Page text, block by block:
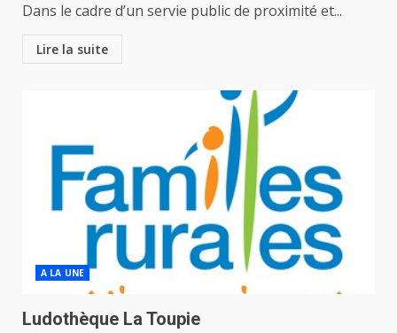
Dans le cadre d’un servie public de proximité et...
Lire la suite
A LA UNE
Ludothèque La Toupie